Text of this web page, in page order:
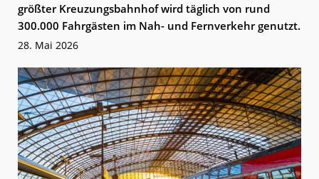
größter Kreuzungsbahnhof wird täglich von rund
300.000 Fahrgästen im Nah- und Fernverkehr genutzt.
28. Mai 2026